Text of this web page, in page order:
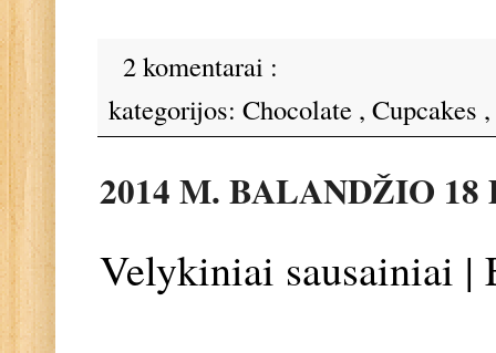
2 komentarai :
kategorijos: Chocolate , Cupcakes ,
2014 M. BALANDŽIO
Velykiniai sausainiai |